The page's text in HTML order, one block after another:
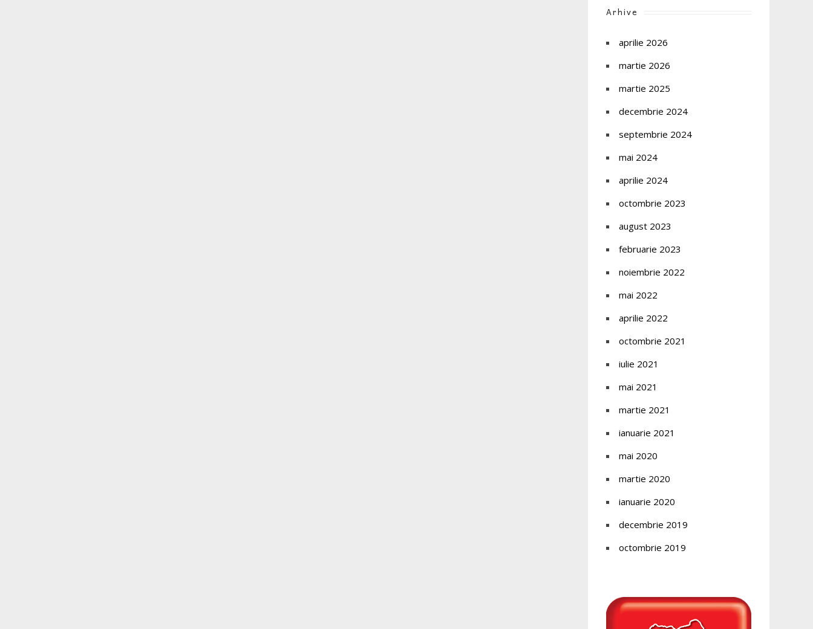
Arhive
aprilie 2026
martie 2026
martie 2025
decembrie 2024
septembrie 2024
mai 2024
aprilie 2024
octombrie 2023
august 2023
februarie 2023
noiembrie 2022
mai 2022
aprilie 2022
octombrie 2021
iulie 2021
mai 2021
martie 2021
ianuarie 2021
mai 2020
martie 2020
ianuarie 2020
decembrie 2019
octombrie 2019